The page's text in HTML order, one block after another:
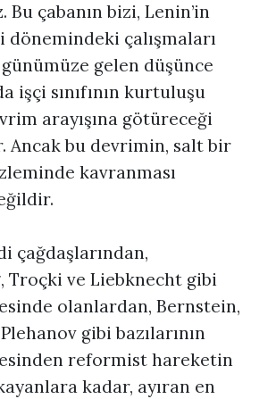
Bu çabanın bizi, Lenin’in
dönemindeki çalışmaları
gelen düşünce
işçi sınıfının kurtuluşu
arayışına götüreceği
Ancak bu devrimin, salt bir
kavranması
çağdaşlarından,
Troçki ve Liebknecht gibi
olanlardan, Bernstein,
gibi bazılarının
reformist hareketin
kadar, ayıran en